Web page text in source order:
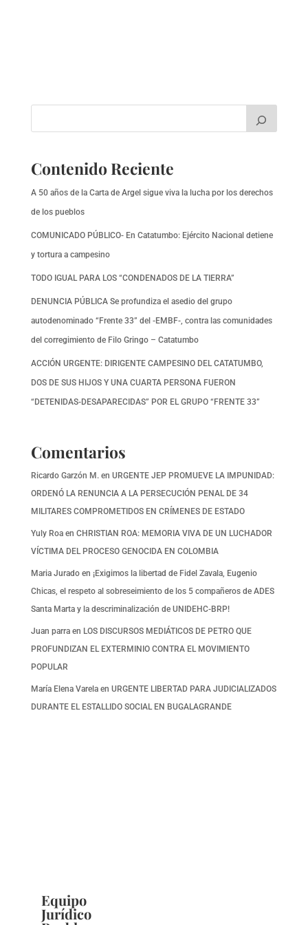
Contenido Reciente
A 50 años de la Carta de Argel sigue viva la lucha por los derechos
de los pueblos
COMUNICADO PÚBLICO- En Catatumbo: Ejército Nacional detiene
y tortura a campesino
TODO IGUAL PARA LOS “CONDENADOS DE LA TIERRA”
DENUNCIA PÚBLICA Se profundiza el asedio del grupo
autodenominado “Frente 33” del -EMBF-, contra las comunidades
del corregimiento de Filo Gringo – Catatumbo
ACCIÓN URGENTE: DIRIGENTE CAMPESINO DEL CATATUMBO,
DOS DE SUS HIJOS Y UNA CUARTA PERSONA FUERON
“DETENIDAS-DESAPARECIDAS” POR EL GRUPO “FRENTE 33”
Comentarios
Ricardo Garzón M.en URGENTE JEP PROMUEVE LA IMPUNIDAD:
ORDENÓ LA RENUNCIA A LA PERSECUCIÓN PENAL DE 34
MILITARES COMPROMETIDOS EN CRÍMENES DE ESTADO
Yuly Roaen CHRISTIAN ROA: MEMORIA VIVA DE UN LUCHADOR
VÍCTIMA DEL PROCESO GENOCIDA EN COLOMBIA
Maria Juradoen ¡Exigimos la libertad de Fidel Zavala, Eugenio
Chicas, el respeto al sobreseimiento de los 5 compañeros de ADES
Santa Marta y la descriminalización de UNIDEHC-BRP!
Juan parraen LOS DISCURSOS MEDIÁTICOS DE PETRO QUE
PROFUNDIZAN EL EXTERMINIO CONTRA EL MOVIMIENTO
POPULAR
María Elena Varelaen URGENTE LIBERTAD PARA JUDICIALIZADOS
DURANTE EL ESTALLIDO SOCIAL EN BUGALAGRANDE
Equipo
Jurídico